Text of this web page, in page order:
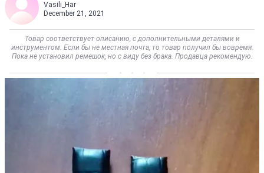
Vasili_Har
December 21, 2021
Товар соответствует описанию, с дополнительными деталями и
инструментом. Если бы не местная почта, то товар получил бы вовремя.
Пока не установил ремешок, но с виду без брака. Продавца рекомендую.